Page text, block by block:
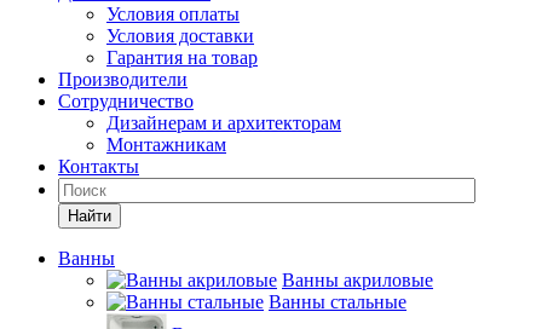
Условия оплаты
Условия доставки
Гарантия на товар
Производители
Сотрудничество
Дизайнерам и архитекторам
Монтажникам
Контакты
Найти
Ванны
Ванны акриловые
Ванны стальные